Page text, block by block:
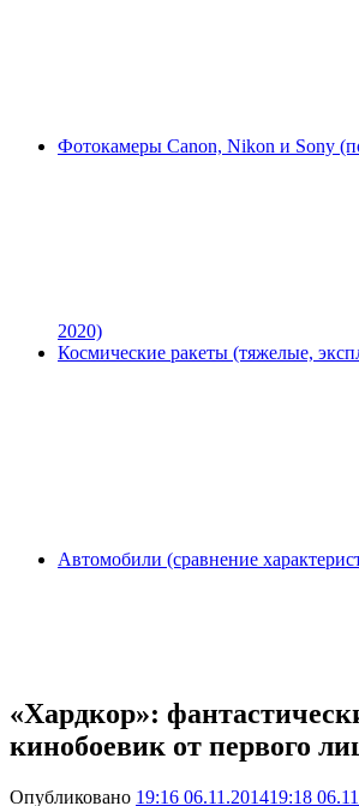
Фотокамеры Canon, Nikon и Sony
2020)
Космические ракеты (тяжелые,
Автомобили (сравнение
«Хардкор»:
кинобоевик от первого
Опубликовано 19:16 06.11.201419:18